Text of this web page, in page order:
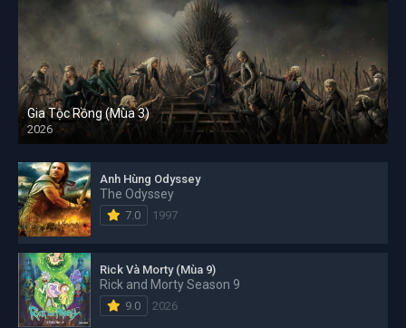
Gia Tộc Rồng (Mùa 3)
2026
Anh Hùng Odyssey
The Odyssey
7.0 1997
Rick Và Morty (Mùa 9)
Rick and Morty Season 9
9.0 2026